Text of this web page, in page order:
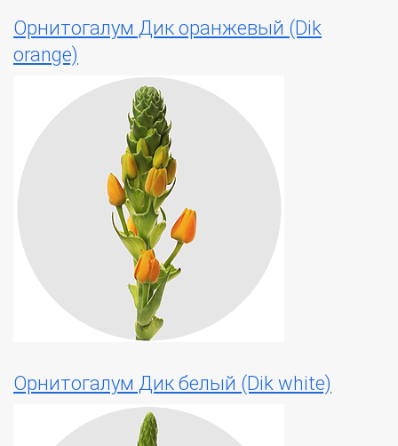
Орнитогалум Дик оранжевый (Dik
orange)
Орнитогалум Дик белый (Dik white)